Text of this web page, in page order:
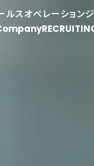
スオペレーション